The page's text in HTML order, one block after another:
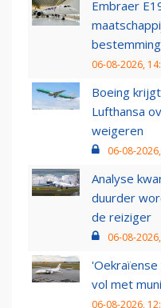
Embraer
06-08-2026,
Boeing
Lufthansa
weigeren
06-08-
Analyse
duurder
de reiziger
06-08-
vol met
06-08-2026,